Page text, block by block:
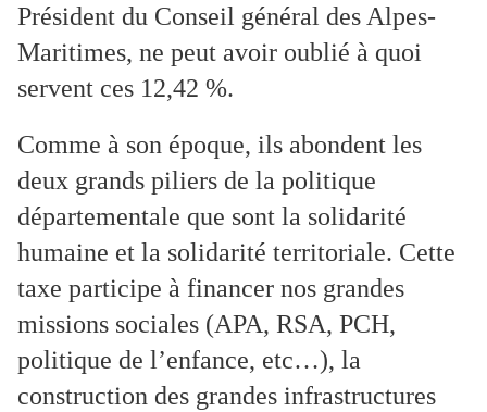
Président du Conseil général des Alpes-
Maritimes, ne peut avoir oublié à quoi
servent ces 12,42 %.
Comme à son époque, ils abondent les
deux grands piliers de la politique
départementale que sont la solidarité
humaine et la solidarité territoriale. Cette
taxe participe à financer nos grandes
missions sociales (APA, RSA, PCH,
politique de l’enfance, etc…), la
construction des grandes infrastructures